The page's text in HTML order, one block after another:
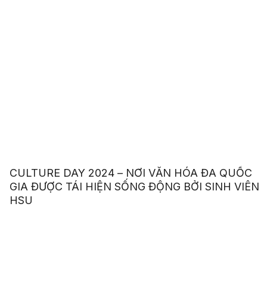
CULTURE DAY 2024 – NƠI VĂN HÓA ĐA QUỐC
GIA ĐƯỢC TÁI HIỆN SỐNG ĐỘNG BỞI SINH VIÊN
HSU